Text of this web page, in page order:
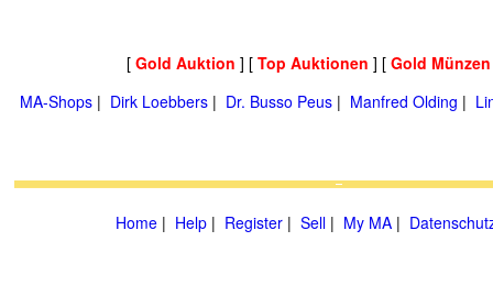
[ Gold Auktion ] [ Top Auktionen ] [ Gold
MA-Shops | Dirk Loebbers | Dr. Busso Peus | Manfred Olding |
Home | Help | Register | Sell | My MA |